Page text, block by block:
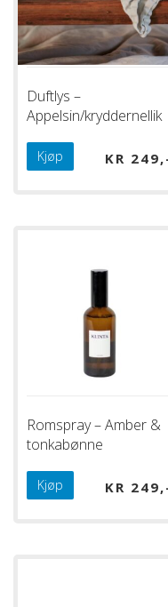
Duftlys –
Appelsin/kryddernellik
KR 249
Kjøp
Romspray – Amber &
tonkabønne
KR 249
Kjøp